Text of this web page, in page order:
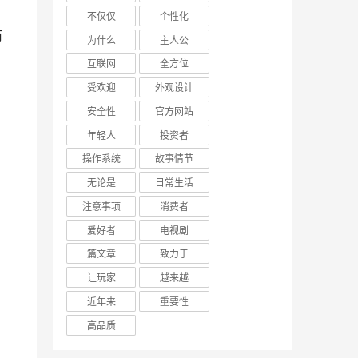
不仅仅
个性化
为什么
主人公
互联网
全方位
受欢迎
外观设计
安全性
官方网站
年轻人
投资者
操作系统
故事情节
无论是
日常生活
注意事项
消费者
爱好者
电视剧
篇文章
致力于
让玩家
越来越
近年来
重要性
高品质